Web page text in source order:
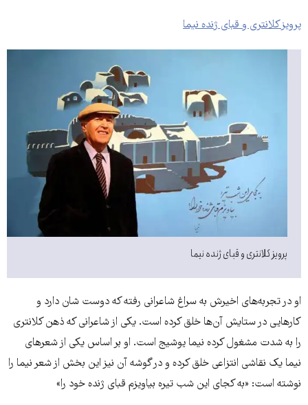
پرویز کلانتری و قبای ژنده نیما
پرویز کلانتری و قبای ژنده نیما
او در تجربه‌‌های اخیرش به سراغ شاعرانی رفته که دوست شان دارد و
کارهایی در ستایش آن‌ها خلق کرده است. یکی از شاعرانی که ذهن کلانتری
را به شدت مشغول کرده نیما یوشیج است. او بر اساس یکی از شعرهای
نیما یک نقاشی انتزاعی خلق کرده و در گوشه آن نیز این بخش از شعر نیما را
نوشته است: «به کجای این شب تیره بیاویزم قبای ژنده خود را»